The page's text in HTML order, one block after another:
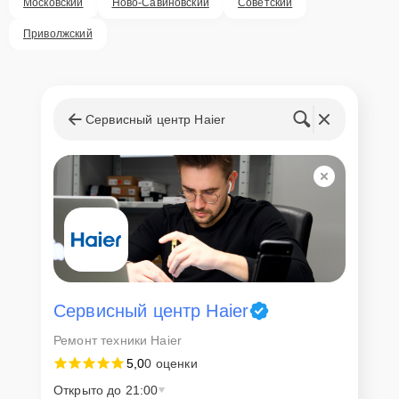
Внимание! Устройство отправляется на ремонт только после
клиентом. Стоимость ремонта фиксируется и не может быть
мастера
Если у клиента нет времени или возможности для перемещения
крупногабаритной техники, он может заказать курьерскую
доставку или услугу выезда мастера. Специалист приедет в
удобное место и время, проведет тщательную диагностику и при
наличии оборудования осуществит оперативный ремонт.
Как приехать в сервисный
диагностику и ремонт. Для этого нужно позвонить по телефону
горячей линии или оставить заявку, согласовать удобное время и
Приволжский
Сервисный центр Haier
Сервисный центр Haier
Ремонт техники Haier
5,00 оценки
Открыто до 21:00